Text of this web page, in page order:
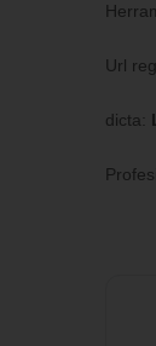
Url
dicta: